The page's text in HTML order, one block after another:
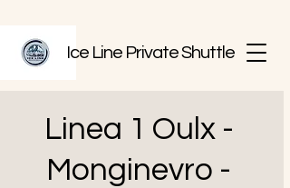
Ice Line Private Shuttle
Linea 1 Oulx -
Monginevro -